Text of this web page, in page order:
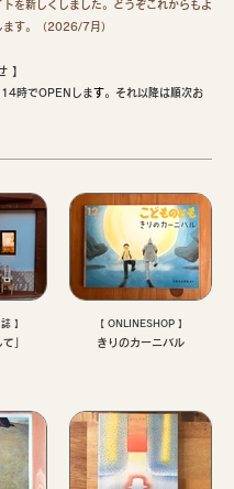
トを新しくしました。どうぞこれからもよ
ます。（2026/7月）
】
時でOPENします。それ以降は順次お
】
」
【 ONLINESHOP 】
きりのカーニバル